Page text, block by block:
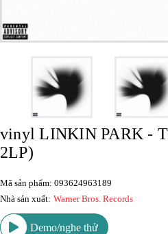
vinyl LINKIN PARK -
2LP)
Mã sản phẩm: 093624963189
Nhà sản xuất: Warner Bros. Records
Demo/nghe thử